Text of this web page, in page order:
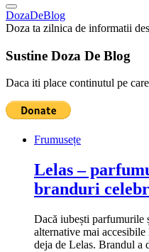
DozaDeBlog
Doza ta zilnica de informatii
Sustine Doza De Blog
Daca iti place continutul pe
Frumusețe
Lelas –
branduri
Dacă iubești parfumurile
alternative mai
deja de Lelas. Brandul